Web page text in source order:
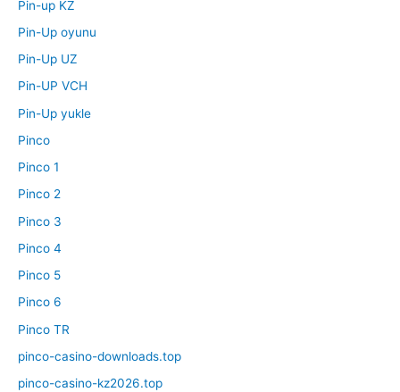
Pin-up KZ
Pin-Up oyunu
Pin-Up UZ
Pin-UP VCH
Pin-Up yukle
Pinco
Pinco 1
Pinco 2
Pinco 3
Pinco 4
Pinco 5
Pinco 6
Pinco TR
pinco-casino-downloads.top
pinco-casino-kz2026.top